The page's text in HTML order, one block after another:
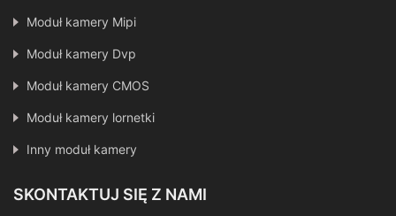
Moduł kamery Mipi
Moduł kamery Dvp
Moduł kamery CMOS
Moduł kamery lornetki
Inny moduł kamery
SKONTAKTUJ SIĘ Z NAMI